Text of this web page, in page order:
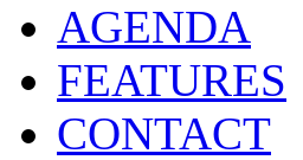
AGENDA
FEATURES
CONTACT